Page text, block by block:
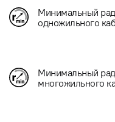
Минимальный
одножильного
Минимальный
многожильного